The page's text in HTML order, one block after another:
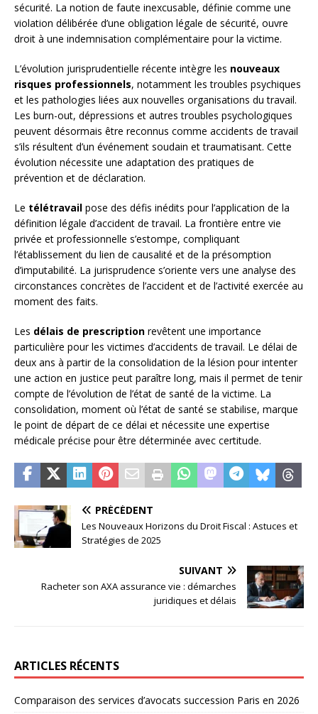
sécurité. La notion de faute inexcusable, définie comme une
violation délibérée d’une obligation légale de sécurité, ouvre
droit à une indemnisation complémentaire pour la victime.
L’évolution jurisprudentielle récente intègre les nouveaux
risques professionnels, notamment les troubles psychiques
et les pathologies liées aux nouvelles organisations du travail.
Les burn-out, dépressions et autres troubles psychologiques
peuvent désormais être reconnus comme accidents de travail
s’ils résultent d’un événement soudain et traumatisant. Cette
évolution nécessite une adaptation des pratiques de
prévention et de déclaration.
Le télétravail pose des défis inédits pour l’application de la
définition légale d’accident de travail. La frontière entre vie
privée et professionnelle s’estompe, compliquant
l’établissement du lien de causalité et de la présomption
d’imputabilité. La jurisprudence s’oriente vers une analyse des
circonstances concrètes de l’accident et de l’activité exercée au
moment des faits.
Les délais de prescription revêtent une importance
particulière pour les victimes d’accidents de travail. Le délai de
deux ans à partir de la consolidation de la lésion pour intenter
une action en justice peut paraître long, mais il permet de tenir
compte de l’évolution de l’état de santé de la victime. La
consolidation, moment où l’état de santé se stabilise, marque
le point de départ de ce délai et nécessite une expertise
médicale précise pour être déterminée avec certitude.
PRÉCÉDENT
Les Nouveaux Horizons du Droit Fiscal : Astuces et
Stratégies de 2025
SUIVANT
Racheter son AXA assurance vie : démarches
juridiques et délais
ARTICLES RÉCENTS
Comparaison des services d’avocats succession Paris en 2026